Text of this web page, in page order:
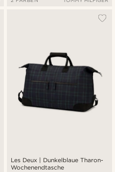
Les Deux | Dunkelblaue Tharon-
Wochenendtasche